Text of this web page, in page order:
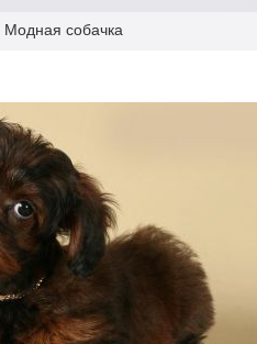
Модная собачка